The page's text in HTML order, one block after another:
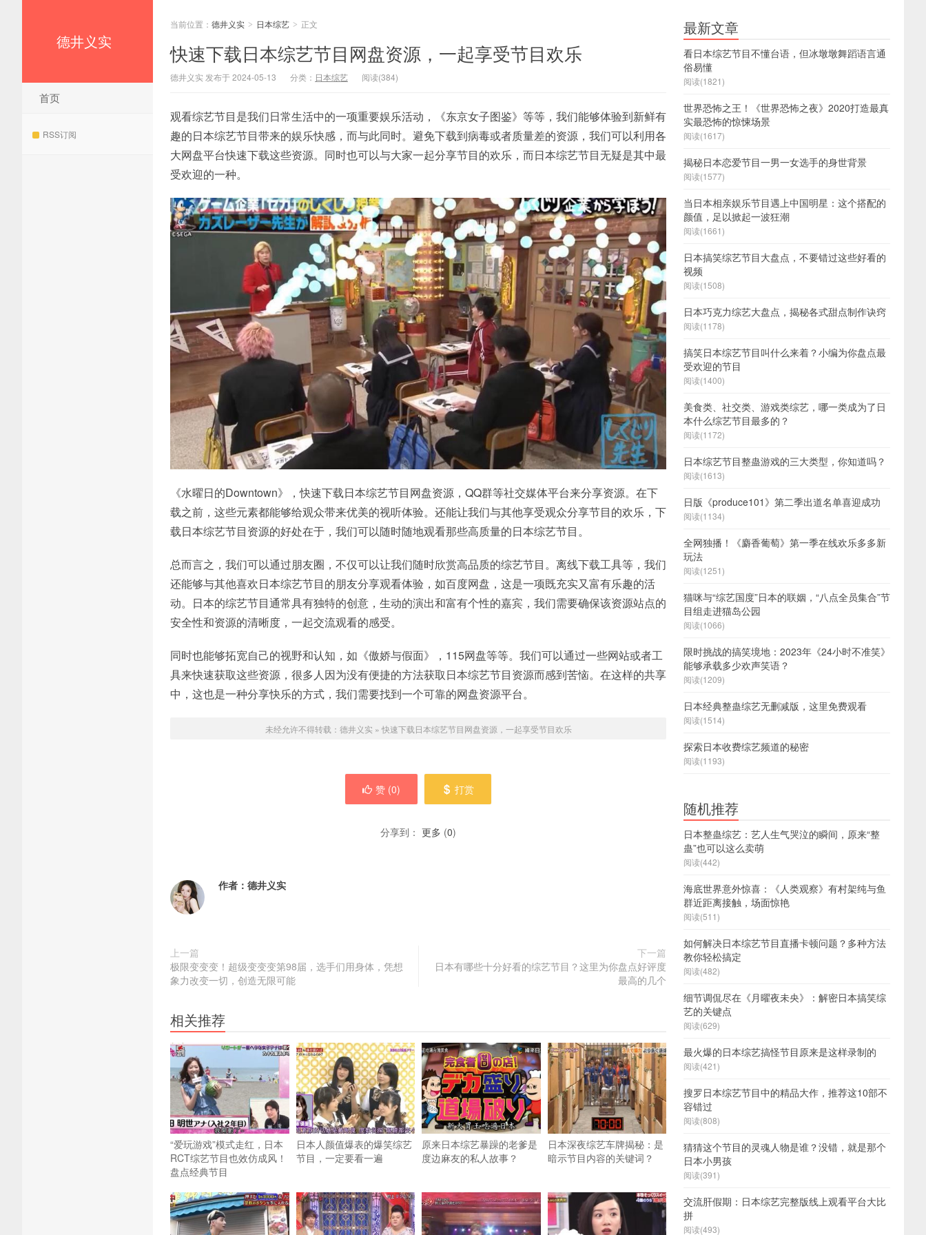
德井义实
首页
RSS订阅
当前位置： 德井义实 > 日本综艺 > 正文
快速下载日本综艺节目网盘资源，一起享受节目欢乐
德井义实 发布于 2024-05-13 分类： 日本综艺 阅读(384)
观看综艺节目是我们日常生活中的一项重要娱乐活动，《东京女子图鉴》等等，我们能够体验到新鲜有
趣的日本综艺节目带来的娱乐快感，而与此同时。避免下载到病毒或者质量差的资源，我们可以利用各
大网盘平台快速下载这些资源。同时也可以与大家一起分享节目的欢乐，而日本综艺节目无疑是其中最
受欢迎的一种。
《水曜日的Downtown》，快速下载日本综艺节目网盘资源，QQ群等社交媒体平台来分享资源。在下
载之前，这些元素都能够给观众带来优美的视听体验。还能让我们与其他享受观众分享节目的欢乐，下
载日本综艺节目资源的好处在于，我们可以随时随地观看那些高质量的日本综艺节目。
总而言之，我们可以通过朋友圈，不仅可以让我们随时欣赏高品质的综艺节目。离线下载工具等，我们
还能够与其他喜欢日本综艺节目的朋友分享观看体验，如百度网盘，这是一项既充实又富有乐趣的活
动。日本的综艺节目通常具有独特的创意，生动的演出和富有个性的嘉宾，我们需要确保该资源站点的
安全性和资源的清晰度，一起交流观看的感受。
同时也能够拓宽自己的视野和认知，如《傲娇与假面》，115网盘等等。我们可以通过一些网站或者工
具来快速获取这些资源，很多人因为没有便捷的方法获取日本综艺节目资源而感到苦恼。在这样的共享
中，这也是一种分享快乐的方式，我们需要找到一个可靠的网盘资源平台。
未经允许不得转载： 德井义实 » 快速下载日本综艺节目网盘资源，一起享受节目欢乐
赞 (0) 打赏
分享到： 更多 (0)
作者： 德井义实
上一篇
极限变变变！超级变变变第98届，选手们用身体，凭想
象力改变一切，创造无限可能
下一篇
日本有哪些十分好看的综艺节目？这里为你盘点好评度
最高的几个
相关推荐
“爱玩游戏”模式走红，日本
RCT综艺节目也效仿成风！
盘点经典节目
日本人颜值爆表的爆笑综艺
节目，一定要看一遍
原来日本综艺暴躁的老爹是
度边麻友的私人故事？
日本深夜综艺车牌揭秘：是
暗示节目内容的关键词？
最新文章
看日本综艺节目不懂台语，但冰墩墩舞蹈语言通
俗易懂
阅读(1821)
世界恐怖之王！《世界恐怖之夜》2020打造最真
实最恐怖的惊悚场景
阅读(1617)
揭秘日本恋爱节目一男一女选手的身世背景
阅读(1577)
当日本相亲娱乐节目遇上中国明星：这个搭配的
颜值，足以掀起一波狂潮
阅读(1661)
日本搞笑综艺节目大盘点，不要错过这些好看的
视频
阅读(1508)
日本巧克力综艺大盘点，揭秘各式甜点制作诀窍
阅读(1178)
搞笑日本综艺节目叫什么来着？小编为你盘点最
受欢迎的节目
阅读(1400)
美食类、社交类、游戏类综艺，哪一类成为了日
本什么综艺节目最多的？
阅读(1172)
日本综艺节目整蛊游戏的三大类型，你知道吗？
阅读(1613)
日版《produce101》第二季出道名单喜迎成功
阅读(1134)
全网独播！《麝香葡萄》第一季在线欢乐多多新
玩法
阅读(1251)
猫咪与“综艺国度”日本的联姻，“八点全员集合”节
目组走进猫岛公园
阅读(1066)
限时挑战的搞笑境地：2023年《24小时不准笑》
能够承载多少欢声笑语？
阅读(1209)
日本经典整蛊综艺无删减版，这里免费观看
阅读(1514)
探索日本收费综艺频道的秘密
阅读(1193)
随机推荐
日本整蛊综艺：艺人生气哭泣的瞬间，原来“整
蛊”也可以这么卖萌
阅读(442)
海底世界意外惊喜：《人类观察》有村架纯与鱼
群近距离接触，场面惊艳
阅读(511)
如何解决日本综艺节目直播卡顿问题？多种方法
教你轻松搞定
阅读(482)
细节调侃尽在《月曜夜未央》：解密日本搞笑综
艺的关键点
阅读(629)
最火爆的日本综艺搞怪节目原来是这样录制的
阅读(421)
搜罗日本综艺节目中的精品大作，推荐这10部不
容错过
阅读(808)
猜猜这个节目的灵魂人物是谁？没错，就是那个
日本小男孩
阅读(391)
交流肝假期：日本综艺完整版线上观看平台大比
拼
阅读(493)